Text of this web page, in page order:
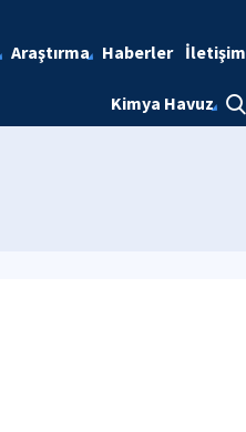
Araştırma Haberler İletişim
Kimya Havuz